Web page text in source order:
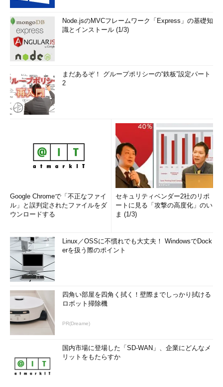
Node.jsのMVCフレームワーク「Express」の基礎知
識とインストール (1/3)
まだあるぞ！ グループポリシーの“鉄板”設定パート
2
Google Chromeで「不正なファイ
ル」と誤判定されたファイルをダ
ウンロードする
セキュリティベンダー2社のリポ
ートに見る「攻撃の高度化」のい
ま (1/3)
Linux／OSSに不慣れでも大丈夫！ WindowsでDock
erを扱う際のポイント
四角い部屋を四角く拭く！壁際までしっかり拭ける
ロボット掃除機
PR(Dreame)
国内市場に登場した「SD-WAN」、企業にどんなメ
リットをもたらすか